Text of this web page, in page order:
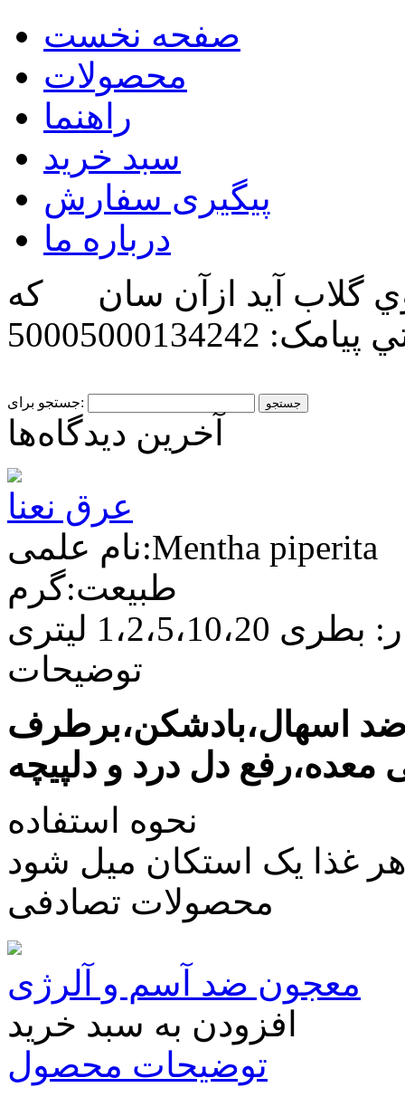
صفحه نخست
محصولات
راهنما
سبد خرید
پیگیری سفارش
درباره ما
گلاب آيد ازآن سان كه
پیامک: 50005000134242
جستجو برای:
آخرین دیدگاه‌ها
عرق نعنا
نام علمی:Mentha piperita
طبیعت:گرم
1،2،5،10،20 لیتری
توضیحات
اسهال،بادشکن،برطرف
معده،رفع دل درد و دلپیچه
نحوه استفاده
هر غذا یک استکان میل شود
محصولات تصادفی
معجون ضد آسم و آلرژی
افزودن به سبد خرید
توضیحات محصول